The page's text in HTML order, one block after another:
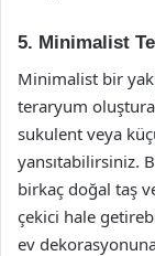
5. Minimalist
Minimalist bir
teraryum
sukulent veya
yansıtabilirsiniz.
birkaç doğal taş
çekici hale
ev